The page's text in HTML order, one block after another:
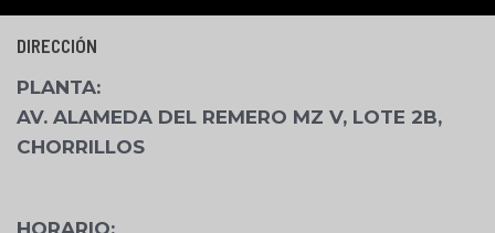
DIRECCIÓN
PLANTA:
AV. ALAMEDA DEL REMERO MZ V, LOTE 2B,
CHORRILLOS